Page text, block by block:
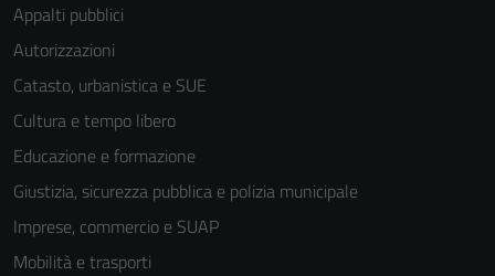
Appalti pubblici
Autorizzazioni
Catasto, urbanistica e SUE
Cultura e tempo libero
Educazione e formazione
Giustizia, sicurezza pubblica e polizia municipale
Imprese, commercio e SUAP
Mobilità e trasporti